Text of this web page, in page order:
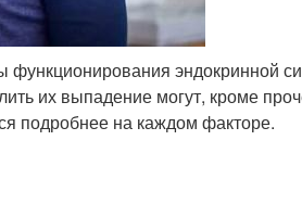
эндокринной
их выпадение могут, кроме
подробнее на каждом факторе.